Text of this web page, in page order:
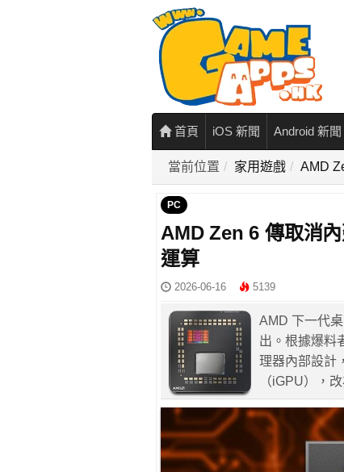
首頁 iOS 新聞 Android 新聞
當前位置 家用遊戲 AMD
PC
AMD Zen 6 傳取消
運算
2026-06-16 5139
AMD 下一代
出。根據爆料
理器內部設計
（iGPU），